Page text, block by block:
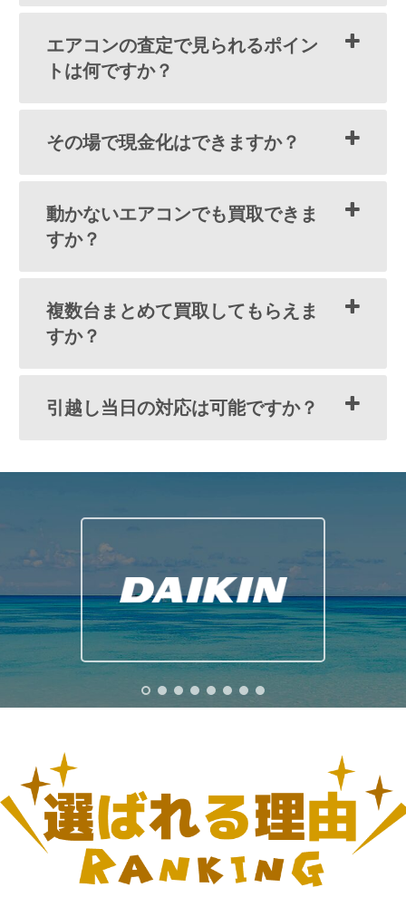
エアコンの査定で見られるポイン
トは何ですか？
その場で現金化はできますか？
動かないエアコンでも買取できま
すか？
複数台まとめて買取してもらえま
すか？
引越し当日の対応は可能ですか？